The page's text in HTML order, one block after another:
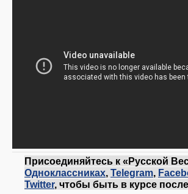
Присоединяйтесь к «Русской
Одноклассниках, Telegram,
Twitter, чтобы быть в курсе